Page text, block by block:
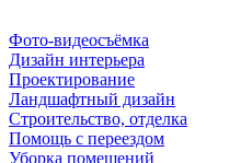
Фото-видеосъёмка
Дизайн интерьера
Проектирование
Ландшафтный дизайн
Строительство, отделка
Помощь с переездом
Уборка помещений